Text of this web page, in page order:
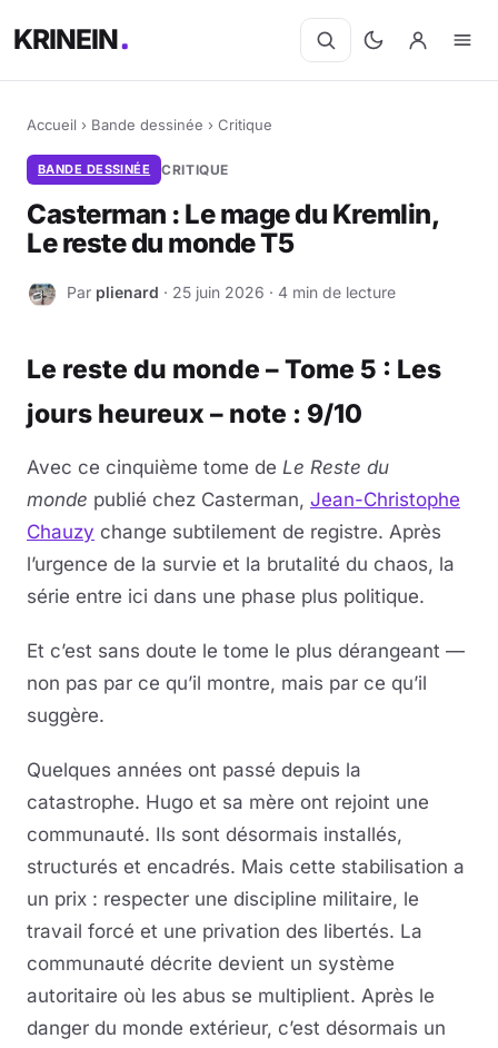
KRINEIN
Accueil › Bande dessinée › Critique
BANDE DESSINÉE CRITIQUE
Casterman : Le mage du Kremlin,
Le reste du monde T5
P Par plienard · 25 juin 2026 · 4 min de lecture
Le reste du monde – Tome 5 : Les
jours heureux – note : 9/10
Avec ce cinquième tome de Le Reste du
monde publié chez Casterman, Jean-Christophe
Chauzy change subtilement de registre. Après
l’urgence de la survie et la brutalité du chaos, la
série entre ici dans une phase plus politique.
Et c’est sans doute le tome le plus dérangeant —
non pas par ce qu’il montre, mais par ce qu’il
suggère.
Quelques années ont passé depuis la
catastrophe. Hugo et sa mère ont rejoint une
communauté. Ils sont désormais installés,
structurés et encadrés. Mais cette stabilisation a
un prix : respecter une discipline militaire, le
travail forcé et une privation des libertés. La
communauté décrite devient un système
autoritaire où les abus se multiplient. Après le
danger du monde extérieur, c’est désormais un